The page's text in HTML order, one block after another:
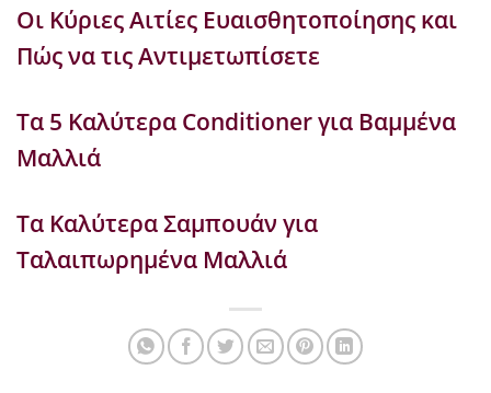
Οι Κύριες Αιτίες Ευαισθητοποίησης και
Πώς να τις Αντιμετωπίσετε
Τα 5 Καλύτερα Conditioner για Βαμμένα
Μαλλιά
Τα Καλύτερα Σαμπουάν για
Ταλαιπωρημένα Μαλλιά